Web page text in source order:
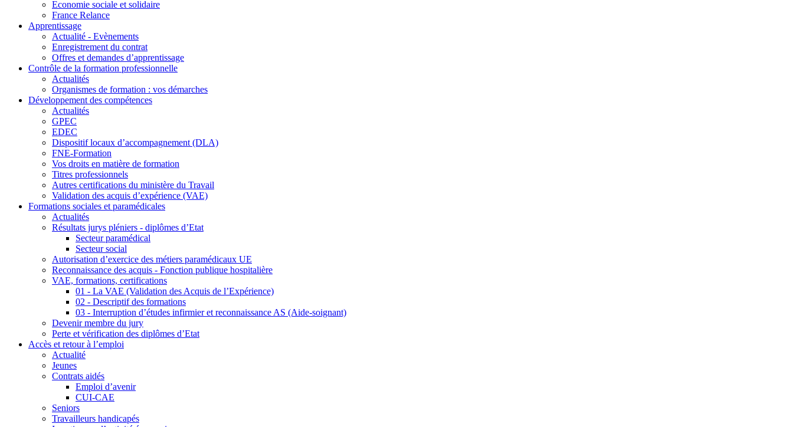
Economie sociale et solidaire
France Relance
Apprentissage
Actualité - Evènements
Enregistrement du contrat
Offres et demandes d’apprentissage
Contrôle de la formation professionnelle
Actualités
Organismes de formation : vos démarches
Développement des compétences
Actualités
GPEC
EDEC
Dispositif locaux d’accompagnement (DLA)
FNE-Formation
Vos droits en matière de formation
Titres professionnels
Autres certifications du ministère du Travail
Validation des acquis d’expérience (VAE)
Formations sociales et paramédicales
Actualités
Résultats jurys pléniers - diplômes d’Etat
Secteur paramédical
Secteur social
Autorisation d’exercice des métiers paramédicaux UE
Reconnaissance des acquis - Fonction publique hospitalière
VAE, formations, certifications
01 - La VAE (Validation des Acquis de l’Expérience)
02 - Descriptif des formations
03 - Interruption d’études infirmier et reconnaissance AS (Aide-soignant)
Devenir membre du jury
Perte et vérification des diplômes d’Etat
Accès et retour à l’emploi
Actualité
Jeunes
Contrats aidés
Emploi d’avenir
CUI-CAE
Seniors
Travailleurs handicapés